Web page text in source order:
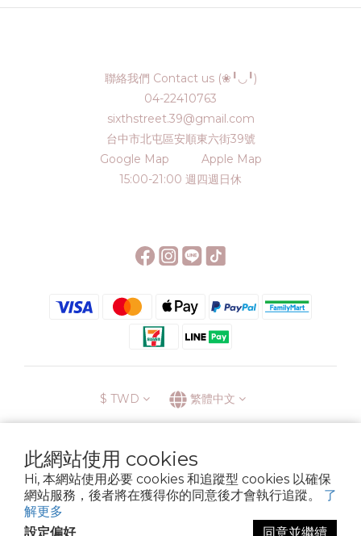
此網站使用 cookies
Hi, 本網站使用必要 cookies 和追蹤型 cookies 以確保
網站服務，後者將在獲得你的同意後才會執行追蹤。 了
解更多
設定偏好
同意並繼續
聯絡我們 Contact us (❀╹◡╹)
04-22410763
sixthstreet.39@gmail.com
台中市北屯區安順東六街39號
Google Map
Apple Map
15:00-21:00 週四週日休
$ TWD 繁體中文
░\\ 會員升級表 //░
運送方式
退換貨政策 條款與細則
隱私政策
Copyright © 2022 6street. All rights reserved.